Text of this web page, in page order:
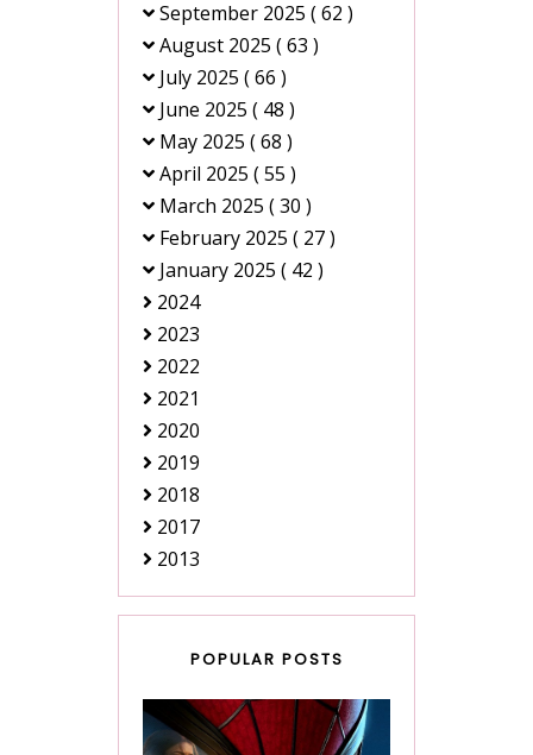
September 2025 ( 62 )
August 2025 ( 63 )
July 2025 ( 66 )
June 2025 ( 48 )
May 2025 ( 68 )
April 2025 ( 55 )
March 2025 ( 30 )
February 2025 ( 27 )
January 2025 ( 42 )
2024
2023
2022
2021
2020
2019
2018
2017
2013
POPULAR POSTS